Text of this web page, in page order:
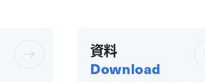
資料
Download